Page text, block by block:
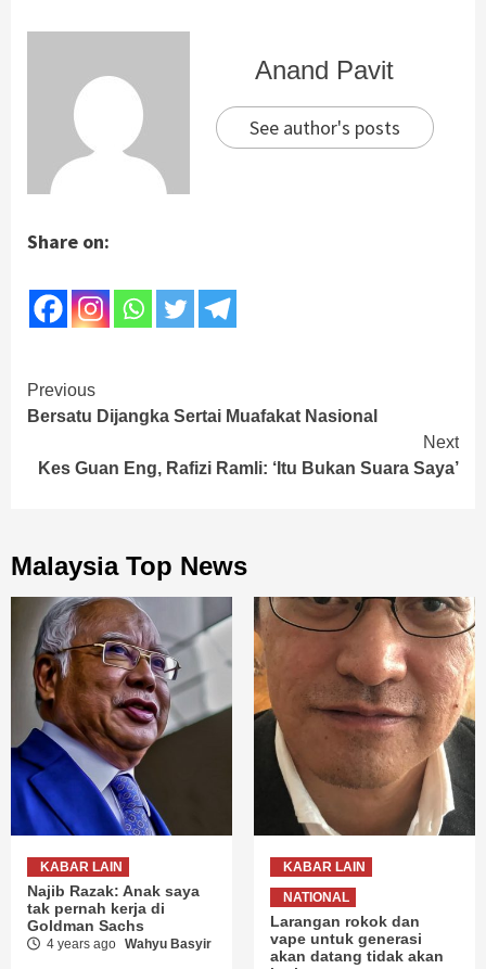
Anand Pavit
See author's posts
Share on:
Continue
Reading
Previous
Bersatu Dijangka Sertai Muafakat Nasional
Next
Kes Guan Eng, Rafizi Ramli: ‘Itu Bukan Suara Saya’
Malaysia Top News
KABAR LAIN
Najib Razak: Anak saya
tak pernah kerja di
Goldman Sachs
4 years ago Wahyu Basyir
KABAR LAIN
NATIONAL
Larangan rokok dan
vape untuk generasi
akan datang tidak akan